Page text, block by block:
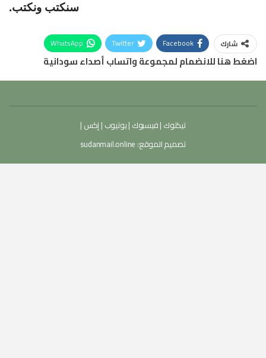
سنكتب ونكتب.
شارك Facebook
Twitter
WhatsApp
اضغط هنا للانضمام لمجموعة واتساب أصداء سودانية
تيكتوك |فيسبوك |يوتيوب | إكس |
تصميم الموقع: sudanmail.online